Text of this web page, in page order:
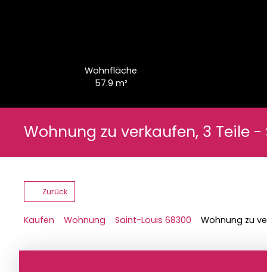
Wohnfläche
57.9 m²
Wohnung zu verkaufen, 3 Teile
Zurück
Kaufen Wohnung Saint-Louis 68300 Wohnung zu